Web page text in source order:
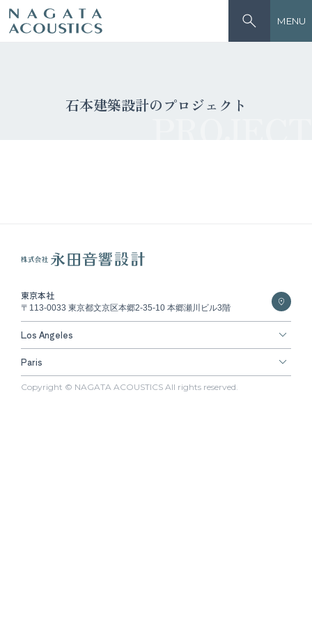
MENU
石本建築設計のプロジェクト
東京本社
〒113-0033 東京都文京区本郷2-35-10 本郷瀬川ビル3階
Los Angeles
Paris
Copyright © NAGATA ACOUSTICS All rights reserved.